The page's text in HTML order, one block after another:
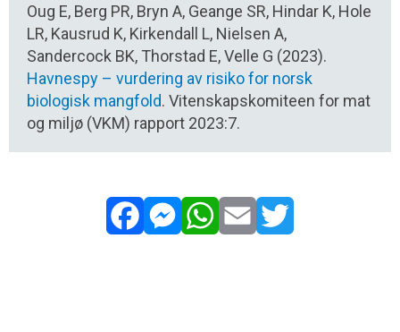
Oug E, Berg PR, Bryn A, Geange SR, Hindar K, Hole
LR, Kausrud K, Kirkendall L, Nielsen A,
Sandercock BK, Thorstad E, Velle G (2023).
Havnespy – vurdering av risiko for norsk
biologisk mangfold. Vitenskapskomiteen for mat
og miljø (VKM) rapport 2023:7.